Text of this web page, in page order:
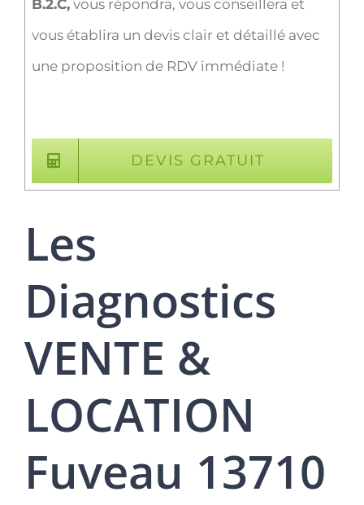
B.2.C,vous répondra, vous conseillera et
vous établira un devis clair et détaillé avec
une proposition de RDV immédiate !
DEVIS GRATUIT
Les
Diagnostics
VENTE &
LOCATION
Fuveau 13710